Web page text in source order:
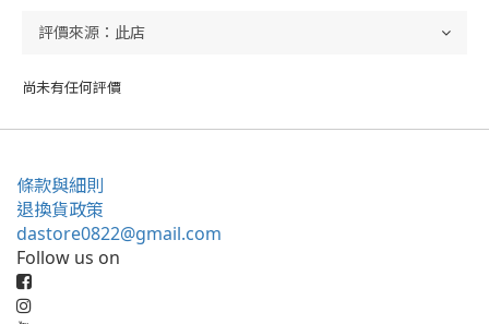
尚未有任何評價
條款與細則
退換貨政策
dastore0822@gmail.com
Follow us on